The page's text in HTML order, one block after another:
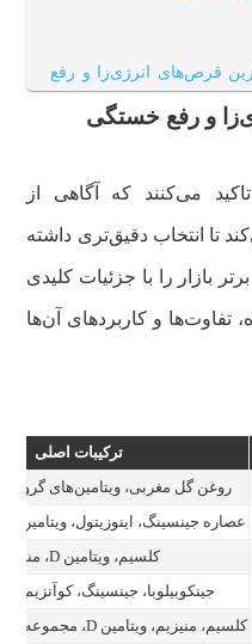
قرص‌های انرژی‌زا و رفع
دانا؛ از بهترین قرص‌های
بهترین قرص‌های انرژی‌زا و
پلنتی
انرژی و وزن)
و رفع خستگی
می‌کنند که آگاهی از
تا انتخاب دقیق‌تری داشته
۱۵ محصول برتر بازار را با جزئیات کلیدی
تفاوت‌ها و کاربردهای آن‌ها
ترکیبات اصلی
روغن گل مغربی، ویتامین‌های گروه B، زینک، آهن
عصاره جینسینگ، اینوزیتول، ویتامین C، ویتامین‌های B
کلسیم، ویتامین D، منیزیم
جینکوبیلوبا، جینسینگ، کوآنزیم Q10، کلسیم
کلسیم، منیزیم، ویتامین D، مجموعه‌ی آنتی‌اکسیدان‌ها